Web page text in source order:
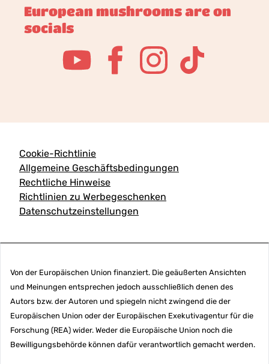
European mushrooms are on
socials
Cookie-Richtlinie
Allgemeine Geschäftsbedingungen
Rechtliche Hinweise
Richtlinien zu Werbegeschenken
Datenschutzeinstellungen
Von der Europäischen Union finanziert. Die geäußerten Ansichten
und Meinungen entsprechen jedoch ausschließlich denen des
Autors bzw. der Autoren und spiegeln nicht zwingend die der
Europäischen Union oder der Europäischen Exekutivagentur für die
Forschung (REA) wider. Weder die Europäische Union noch die
Bewilligungsbehörde können dafür verantwortlich gemacht werden.